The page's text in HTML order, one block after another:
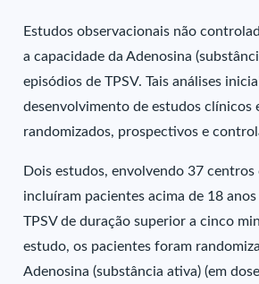
Estudos observacionais não
a capacidade da Adenosina
episódios de TPSV. Tais análises
desenvolvimento de estudos clínicos
randomizados, prospectivos e
Dois estudos, envolvendo 37 centros
incluíram pacientes acima de 18
TPSV de duração superior a cinco
estudo, os pacientes foram
Adenosina (substância ativa) (em